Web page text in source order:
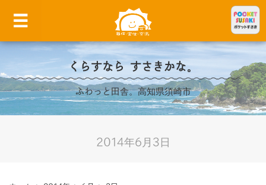
くらすなら すさきかな。
ふわっと田舎。高知県須崎市
2014年6月3日